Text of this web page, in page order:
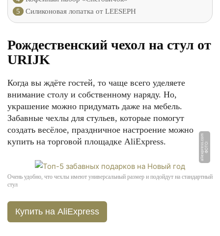
5
Силиконовая лопатка от LEESEPH
Рождественский чехол на стул от
URIJK
Когда вы ждёте гостей, то чаще всего уделяете
внимание столу и собственному наряду. Но,
украшение можно придумать даже на мебель.
Забавные чехлы для стульев, которые помогут
создать весёлое, праздничное настроение можно
купить на торговой площадке AliExpress.
Ф
О
Т
О:
ali
e
x
p
r
e
s
s.
c
o
m
Очень удобно, что чехлы имеют универсальный размер и подойдут на стандартный
стул
Купить на AliExpress